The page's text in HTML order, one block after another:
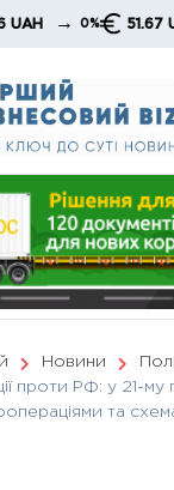
→ 0% 51.67 UAH
Новини
проти РФ: у 21-му
та